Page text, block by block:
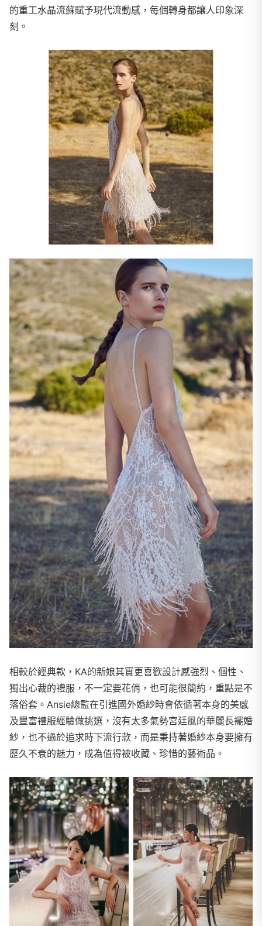
的重工水晶流蘇賦予現代流動感，每個轉身都讓人印象深
刻。
相較於經典款，KA的新娘其實更喜歡設計感強烈、個性、
獨出心裁的禮服，不一定要花俏，也可能很簡約，重點是不
落俗套。Ansie總監在引進國外婚紗時會依循著本身的美感
及豐富禮服經驗做挑選，沒有太多氣勢宮廷風的華麗長襬婚
紗，也不過於追求時下流行款，而是秉持著婚紗本身要擁有
歷久不衰的魅力，成為值得被收藏、珍惜的藝術品。